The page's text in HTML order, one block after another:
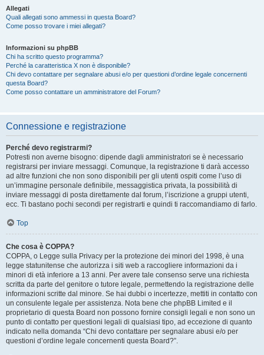
Allegati
Quali allegati sono ammessi in questa Board?
Come posso trovare i miei allegati?
Informazioni su phpBB
Chi ha scritto questo programma?
Perché la caratteristica X non è disponibile?
Chi devo contattare per segnalare abusi e/o per questioni d’ordine legale concernenti
questa Board?
Come posso contattare un amministratore del Forum?
Connessione e registrazione
Perché devo registrarmi?
Potresti non averne bisogno: dipende dagli amministratori se è necessario
registrarsi per inviare messaggi. Comunque, la registrazione ti darà accesso
ad altre funzioni che non sono disponibili per gli utenti ospiti come l’uso di
un’immagine personale definibile, messaggistica privata, la possibilità di
inviare messaggi di posta direttamente dal forum, l’iscrizione a gruppi utenti,
ecc. Ti bastano pochi secondi per registrarti e quindi ti raccomandiamo di farlo.
Top
Che cosa è COPPA?
COPPA, o Legge sulla Privacy per la protezione dei minori del 1998, è una
legge statunitense che autorizza i siti web a raccogliere informazioni da i
minori di età inferiore a 13 anni. Per avere tale consenso serve una richiesta
scritta da parte del genitore o tutore legale, permettendo la registrazione delle
informazioni scritte dal minore. Se hai dubbi o incertezze, mettiti in contatto con
un consulente legale per assistenza. Nota bene che phpBB Limited e il
proprietario di questa Board non possono fornire consigli legali e non sono un
punto di contatto per questioni legali di qualsiasi tipo, ad eccezione di quanto
indicato nella domanda “Chi devo contattare per segnalare abusi e/o per
questioni d’ordine legale concernenti questa Board?”.